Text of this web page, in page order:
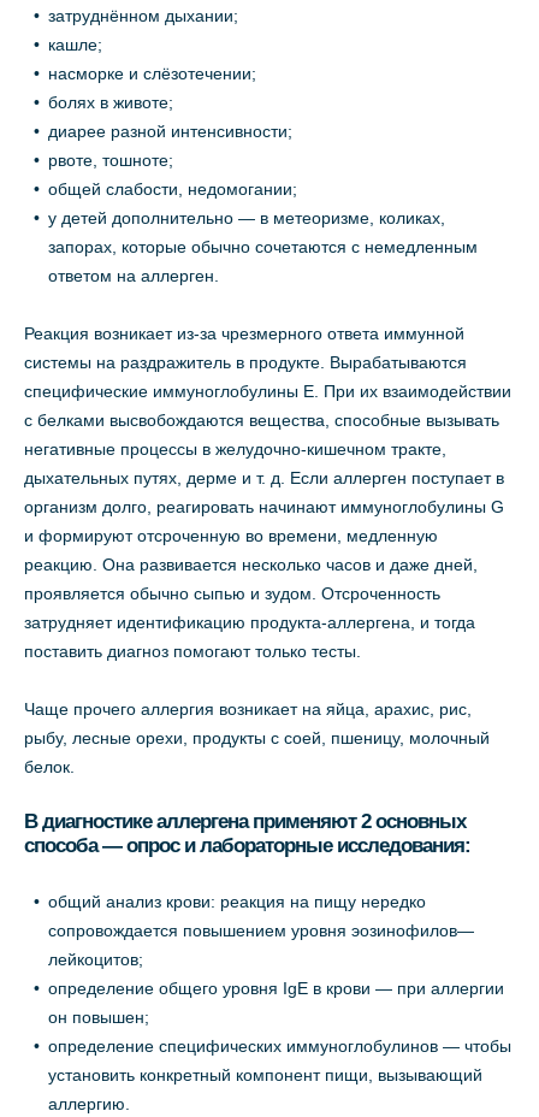
затруднённом дыхании;
кашле;
насморке и слёзотечении;
болях в животе;
диарее разной интенсивности;
рвоте, тошноте;
общей слабости, недомогании;
у детей дополнительно — в метеоризме, коликах,
запорах, которые обычно сочетаются с немедленным
ответом на аллерген.
Реакция возникает из-за чрезмерного ответа иммунной
системы на раздражитель в продукте. Вырабатываются
специфические иммуноглобулины Е. При их взаимодействии
с белками высвобождаются вещества, способные вызывать
негативные процессы в желудочно-кишечном тракте,
дыхательных путях, дерме и т. д. Если аллерген поступает в
организм долго, реагировать начинают иммуноглобулины G
и формируют отсроченную во времени, медленную
реакцию. Она развивается несколько часов и даже дней,
проявляется обычно сыпью и зудом. Отсроченность
затрудняет идентификацию продукта-аллергена, и тогда
поставить диагноз помогают только тесты.
Чаще прочего аллергия возникает на яйца, арахис, рис,
рыбу, лесные орехи, продукты с соей, пшеницу, молочный
белок.
В диагностике аллергена применяют 2 основных
способа — опрос и лабораторные исследования:
общий анализ крови: реакция на пищу нередко
сопровождается повышением уровня эозинофилов—
лейкоцитов;
определение общего уровня IgE в крови — при аллергии
он повышен;
определение специфических иммуноглобулинов — чтобы
установить конкретный компонент пищи, вызывающий
аллергию.